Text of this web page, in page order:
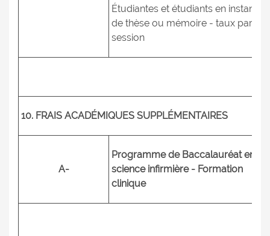
Étudiantes et étudiants en instance
de thèse ou mémoire - taux par
session
10. FRAIS ACADÉMIQUES SUPPLÉMENTAIRES
A-
Programme de Baccalauréat en
science infirmière - Formation
clinique